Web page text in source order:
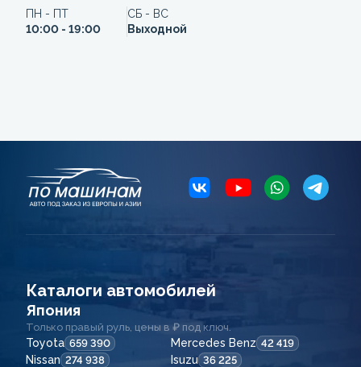
ПН - ПТ
10:00 - 19:00
СБ - ВС
Выходной
Каталоги автомобилей
Япония
Только правый руль, цены в ₽ под ключ.
Toyota 659 390 Mercedes Benz 42 419
Nissan 274 938 Isuzu 36 225